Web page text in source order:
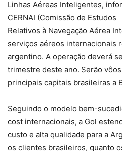
Linhas Aéreas Inteligentes,
CERNAI (Comissão de Estudos
Relativos à Navegação Aérea
serviços aéreos internacionais
argentino. A operação deverá
trimestre deste ano. Serão
principais capitais brasileiras a
Seguindo o modelo bem-
cost internacionais, a Gol
custo e alta qualidade para a
os clientes brasileiros, quanto